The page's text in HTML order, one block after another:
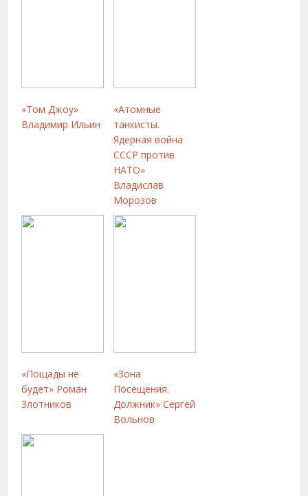
«Том Джоу»
Владимир Ильин
«Атомные
танкисты.
Ядерная война
СССР против
НАТО»
Владислав
Морозов
«Пощады не
будет» Роман
Злотников
«Зона
Посещения.
Должник» Сергей
Вольнов